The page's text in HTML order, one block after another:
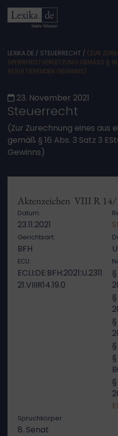
LEXIKA.DE / STEUERRECHT / (ZUR
SPERRFRISTVERLETZUNG GEMÄSS §
ESULTIERENDEN GEWINNS)
23. November 2021
Steuerrecht
(Zur Zurechnung eines aus
gemäß § 16 Abs. 3 Satz 3
Gewinns)
Aktenzeichen VIII R 14/
Datum:
23.11.2021
Gerichtsart:
BFH
ECLI:
ECLI:DE:BFH:2021:U.2311
21.VIIIR14.19.0
Spruchkörper:
8. Senat